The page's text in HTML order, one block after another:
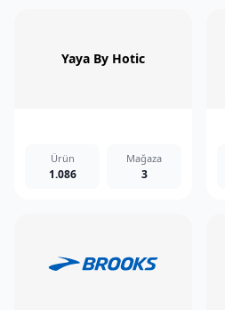
Yaya By Hotic
Ürün
1.086
Mağaza
3